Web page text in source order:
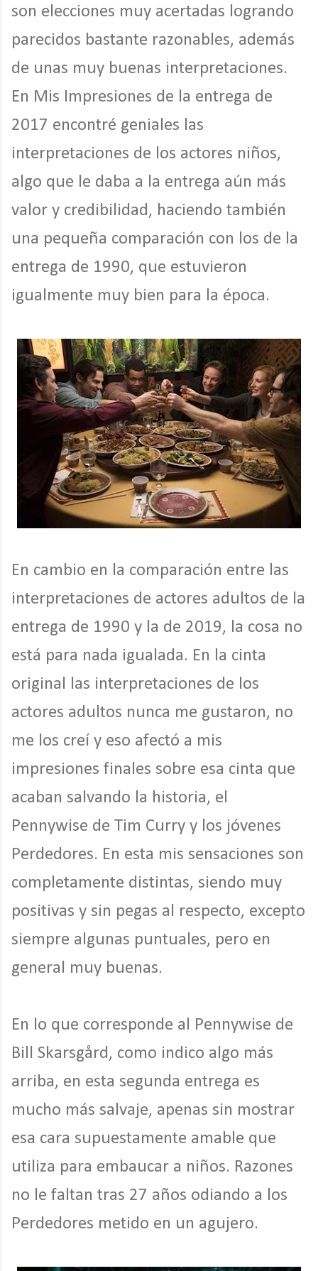
son elecciones muy acertadas logrando
parecidos bastante razonables, además
de unas muy buenas interpretaciones.
En Mis Impresiones de la entrega de
2017 encontré geniales las
interpretaciones de los actores niños,
algo que le daba a la entrega aún más
valor y credibilidad, haciendo también
una pequeña comparación con los de la
entrega de 1990, que estuvieron
igualmente muy bien para la época.
En cambio en la comparación entre las
interpretaciones de actores adultos de la
entrega de 1990 y la de 2019, la cosa no
está para nada igualada. En la cinta
original las interpretaciones de los
actores adultos nunca me gustaron, no
me los creí y eso afectó a mis
impresiones finales sobre esa cinta que
acaban salvando la historia, el
Pennywise de Tim Curry y los jóvenes
Perdedores. En esta mis sensaciones son
completamente distintas, siendo muy
positivas y sin pegas al respecto, excepto
siempre algunas puntuales, pero en
general muy buenas.
En lo que corresponde al Pennywise de
Bill Skarsgård, como indico algo más
arriba, en esta segunda entrega es
mucho más salvaje, apenas sin mostrar
esa cara supuestamente amable que
utiliza para embaucar a niños. Razones
no le faltan tras 27 años odiando a los
Perdedores metido en un agujero.